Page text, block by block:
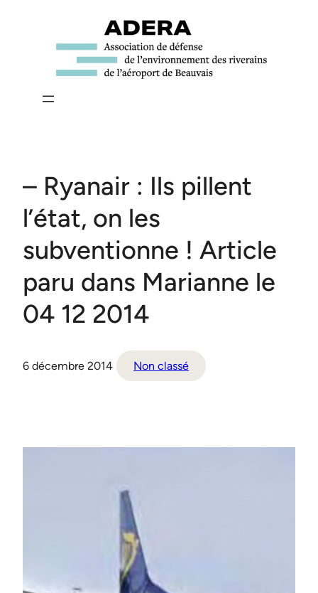
– Ryanair : Ils pillent
l’état, on les
subventionne ! Article
paru dans Marianne le
04 12 2014
6 décembre 2014 Non classé